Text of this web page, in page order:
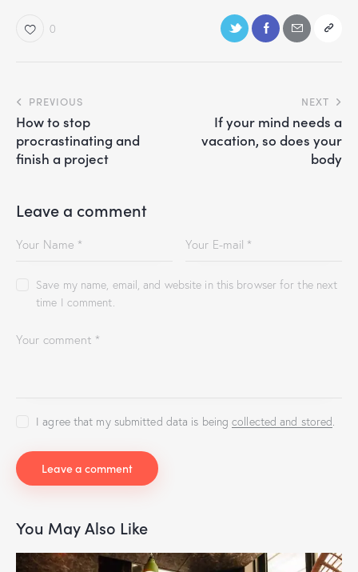
0
PREVIOUS
How to stop
procrastinating and
finish a project
NEXT
If your mind needs a
vacation, so does your
body
Leave a comment
Save my name, email, and website in this browser for the next
time I comment.
I agree that my submitted data is beingcollected and stored
You May Also Like